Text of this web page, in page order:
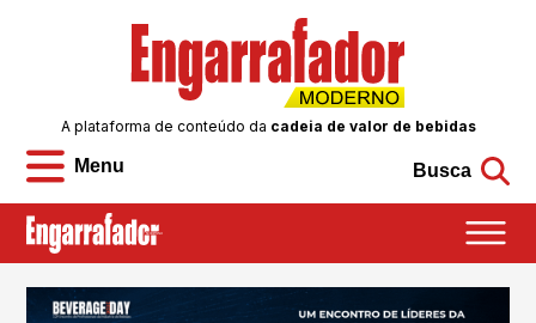
Menu
A plataforma de conteúdo da cadeia de valor de bebidas
Busca